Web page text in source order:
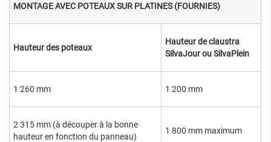
MONTAGE AVEC POTEAUX SUR PLATINES (FOURNIES)
Hauteur des poteaux
Hauteur de claustra
SilvaJour ou SilvaPlein
1 260 mm 1 200 mm
2 315 mm (à découper à la bonne
hauteur en fonction du panneau)
1 800 mm maximum